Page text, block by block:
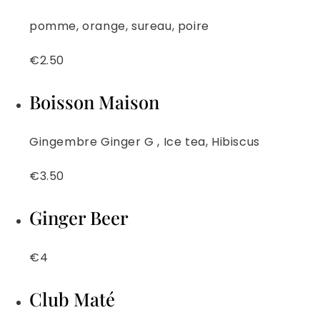
pomme, orange, sureau, poire
€2.50
Boisson Maison
Gingembre Ginger G , Ice tea, Hibiscus
€3.50
Ginger Beer
€4
Club Maté